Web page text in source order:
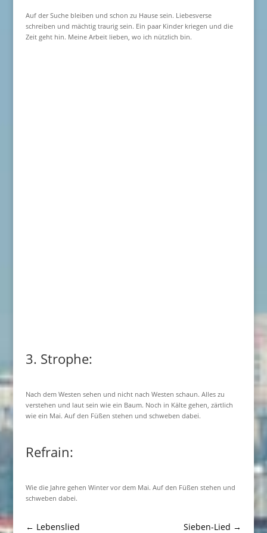
Auf der Suche bleiben und schon zu Hause sein. Liebesverse
schreiben und mächtig traurig sein. Ein paar Kinder kriegen und die
Zeit geht hin. Meine Arbeit lieben, wo ich nützlich bin.
3. Strophe:
Nach dem Westen sehen und nicht nach Westen schaun. Alles zu
verstehen und laut sein wie ein Baum. Noch in Kälte gehen, zärtlich
wie ein Mai. Auf den Füßen stehen und schweben dabei.
Refrain:
Wie die Jahre gehen Winter vor dem Mai. Auf den Füßen stehen und
schweben dabei.
← Lebenslied Sieben-Lied →